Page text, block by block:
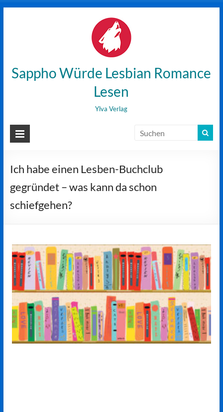
Sappho Würde Lesbian Romance
Lesen
Ylva Verlag
Ich habe einen Lesben-Buchclub
gegründet – was kann da schon
schiefgehen?